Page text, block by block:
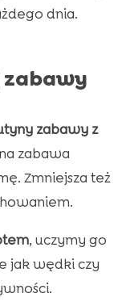
dnia.
zabawy z
zabawa
Zmniejsza też
, uczymy go
jak wędki czy